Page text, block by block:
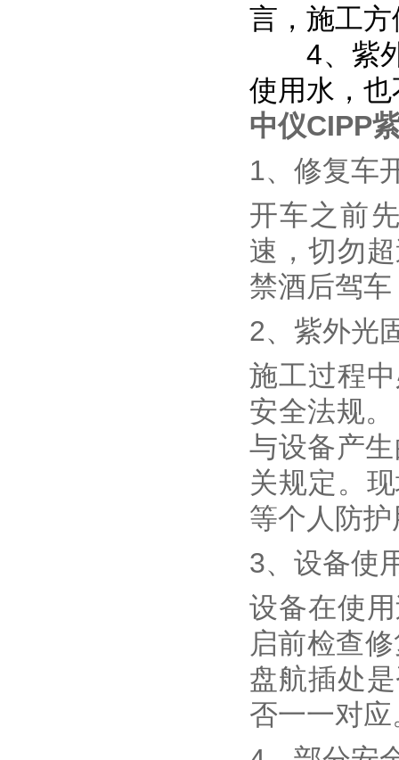
言，施工
4、紫外
使用水，
中仪CIPP
1、修复车
开车之前
速，切勿
禁酒后驾
2、紫外光
施工过程
安全法规
与设备产
关规定。
等个人防
3、设备使
设备在使
启前检查
盘航插处
否一一对应